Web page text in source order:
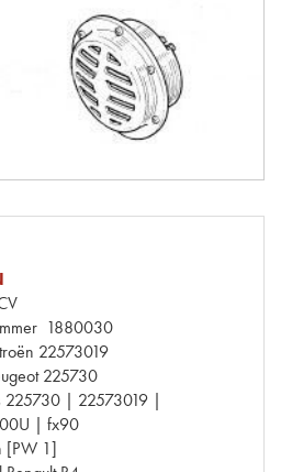
1880030
22573019
225730
225730 | 22573019 |
| fx90
[PW 1]